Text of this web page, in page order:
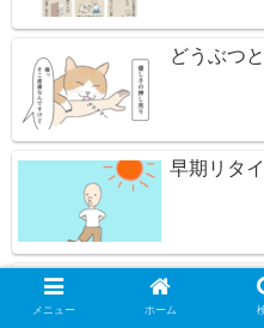
どうぶつ
早期リタ
リタイア
メニュー ホーム